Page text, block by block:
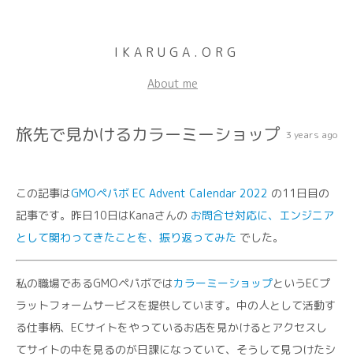
IKARUGA.ORG
About me
旅先で見かけるカラーミーショップ 3 years ago
この記事はGMOペパボ EC Advent Calendar 2022 の11日目の
記事です。昨日10日はKanaさんの お問合せ対応に、エンジニア
として関わってきたことを、振り返ってみた でした。
私の職場であるGMOペパボではカラーミーショップというECプ
ラットフォームサービスを提供しています。中の人として活動す
る仕事柄、ECサイトをやっているお店を見かけるとアクセスし
てサイトの中を見るのが日課になっていて、そうして見つけたシ